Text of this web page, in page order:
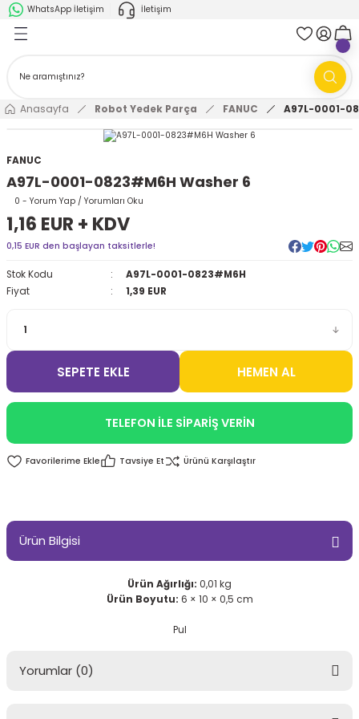
WhatsApp İletişim İletişim
Geri Dön
AMR'ler
Ark Kaynağı Robotları
Boya Robotları
Ark Kaynağı Robotları
Boya Robotları
Cobotlar
Geri Dön
Anasayfa Robot Yedek Parça FANUC A97L-0001-
FANUC
A97L-0001-0823#M6H Washer 6
0 - Yorum Yap / Yorumları Oku
1,16 EUR + KDV
0,15 EUR den başlayan taksitlerle!
Stok Kodu
A97L-0001-0823#M6H
Fiyat
1,39 EUR
SEPETE EKLE HEMEN AL
TELEFON İLE SİPARİŞ VERİN
Tavsiye Et Ürünü Karşılaştır
Ürün Bilgisi
Ürün Ağırlığı: 0,01 kg
Ürün Boyutu: 6 × 10 × 0,5 cm
Pul
Yorumlar (0)